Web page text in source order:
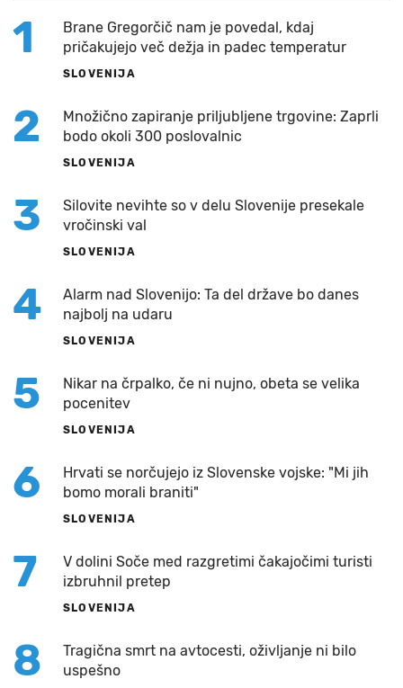
1
Brane Gregorčič nam je povedal, kdaj
pričakujejo več dežja in padec temperatur
SLOVENIJA
2
Množično zapiranje priljubljene trgovine: Zaprli
bodo okoli 300 poslovalnic
SLOVENIJA
3
Silovite nevihte so v delu Slovenije presekale
vročinski val
SLOVENIJA
4
Alarm nad Slovenijo: Ta del države bo danes
najbolj na udaru
SLOVENIJA
5
Nikar na črpalko, če ni nujno, obeta se velika
pocenitev
SLOVENIJA
6
Hrvati se norčujejo iz Slovenske vojske: "Mi jih
bomo morali braniti"
SLOVENIJA
7
V dolini Soče med razgretimi čakajočimi turisti
izbruhnil pretep
SLOVENIJA
8
Tragična smrt na avtocesti, oživljanje ni bilo
uspešno